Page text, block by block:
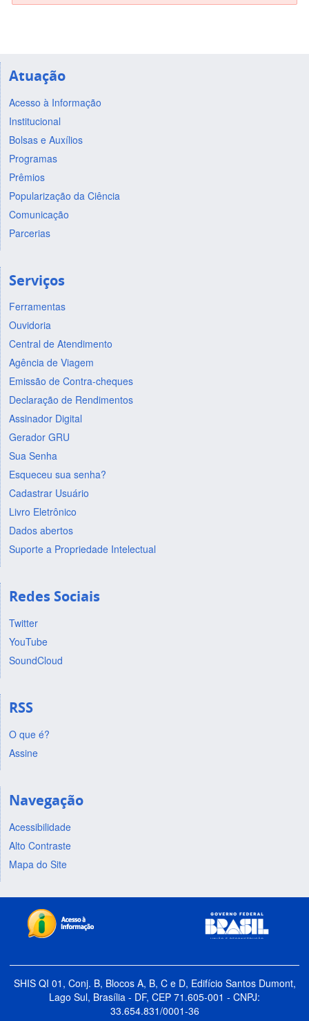
Atuação
Acesso à Informação
Institucional
Bolsas e Auxílios
Programas
Prêmios
Popularização da Ciência
Comunicação
Parcerias
Serviços
Ferramentas
Ouvidoria
Central de Atendimento
Agência de Viagem
Emissão de Contra-cheques
Declaração de Rendimentos
Assinador Digital
Gerador GRU
Sua Senha
Esqueceu sua senha?
Cadastrar Usuário
Livro Eletrônico
Dados abertos
Suporte a Propriedade Intelectual
Redes Sociais
Twitter
YouTube
SoundCloud
RSS
O que é?
Assine
Navegação
Acessibilidade
Alto Contraste
Mapa do Site
SHIS QI 01, Conj. B, Blocos A, B, C e D, Edifício Santos Dumont,
Lago Sul, Brasília - DF, CEP 71.605-001 - CNPJ:
33.654.831/0001-36